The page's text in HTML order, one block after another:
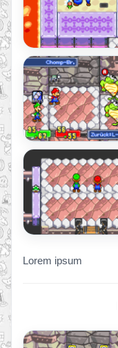
Lorem ipsum